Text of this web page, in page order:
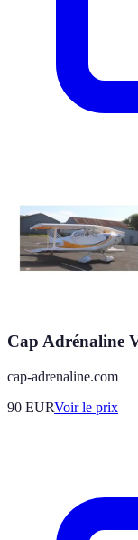
Cap Adrénaline
cap-adrenaline.com
90 EURVoir le prix